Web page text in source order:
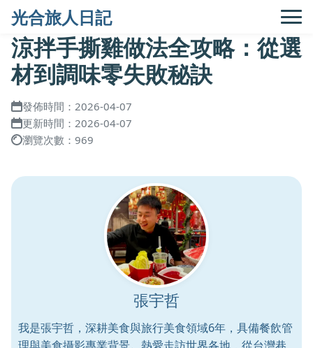
光合旅人日記
涼拌手撕雞做法全攻略：從選
材到調味零失敗秘訣
發佈時間：2026-04-07
更新時間：2026-04-07
瀏覽次數：969
張宇哲
我是張宇哲，深耕美食與旅行美食領域6年，具備餐飲管